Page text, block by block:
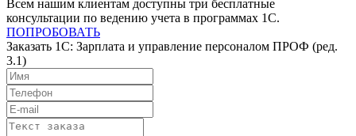
Всем нашим клиентам доступны три бесплатные
консультации по ведению учета в программах 1С.
ПОПРОБОВАТЬ
Заказать 1C: Зарплата и управление персоналом ПРОФ (ред.
3.1)